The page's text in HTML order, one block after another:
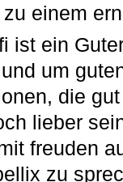
einem
ist ein
um
die
lieber
freuden
zu